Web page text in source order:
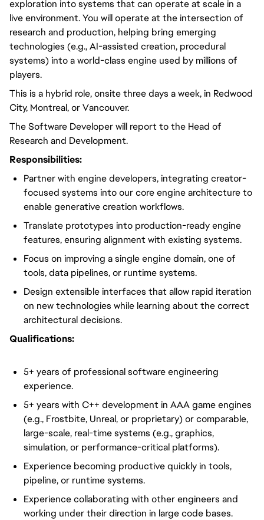
exploration into systems that can operate at scale in a
live environment. You will operate at the intersection of
research and production, helping bring emerging
technologies (e.g., AI-assisted creation, procedural
systems) into a world-class engine used by millions of
players.
This is a hybrid role, onsite three days a week, in Redwood
City, Montreal, or Vancouver.
The Software Developer will report to the Head of
Research and Development.
Responsibilities:
Partner with engine developers, integrating creator-
focused systems into our core engine architecture to
enable generative creation workflows.
Translate prototypes into production-ready engine
features, ensuring alignment with existing systems.
Focus on improving a single engine domain, one of
tools, data pipelines, or runtime systems.
Design extensible interfaces that allow rapid iteration
on new technologies while learning about the correct
architectural decisions.
Qualifications:
5+ years of professional software engineering
experience.
5+ years with C++ development in AAA game engines
(e.g., Frostbite, Unreal, or proprietary) or comparable,
large-scale, real-time systems (e.g., graphics,
simulation, or performance-critical platforms).
Experience becoming productive quickly in tools,
pipeline, or runtime systems.
Experience collaborating with other engineers and
working under their direction in large code bases.